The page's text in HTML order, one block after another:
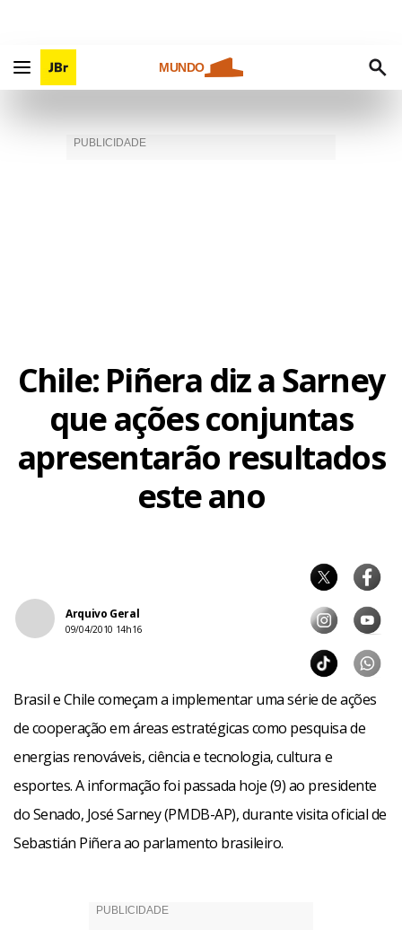
MUNDO
Chile: Piñera diz a Sarney
que ações conjuntas
apresentarão resultados
este ano
Arquivo Geral
09/04/2010 14h16
Brasil e Chile começam a implementar uma série de ações
de cooperação em áreas estratégicas como pesquisa de
energias renováveis, ciência e tecnologia, cultura e
esportes. A informação foi passada hoje (9) ao presidente
do Senado, José Sarney (PMDB-AP), durante visita oficial de
Sebastián Piñera ao parlamento brasileiro.